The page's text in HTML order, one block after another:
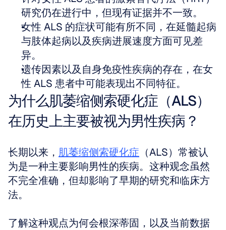
研究仍在进行中，但现有证据并不一致。
女性 ALS 的症状可能有所不同，在延髓起病
与肢体起病以及疾病进展速度方面可见差
异。
遗传因素以及自身免疫性疾病的存在，在女
性 ALS 患者中可能表现出不同特征。
为什么肌萎缩侧索硬化症（ALS）
在历史上主要被视为男性疾病？
长期以来， 肌萎缩侧索硬化症 （ALS）常被认
为是一种主要影响男性的疾病。这种观念虽然
不完全准确，但却影响了早期的研究和临床方
法。
了解这种观点为何会根深蒂固，以及当前数据